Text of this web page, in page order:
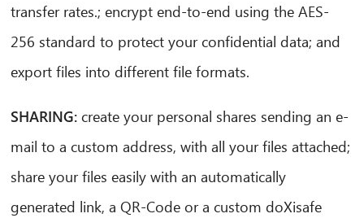
transfer rates.; encrypt end-to-end using the AES-
256 standard to protect your confidential data; and
export files into different file formats.
SHARING:create your personal shares sending an e-
mail to a custom address, with all your files attached;
share your files easily with an automatically
generated link, a QR-Code or a custom doXisafe